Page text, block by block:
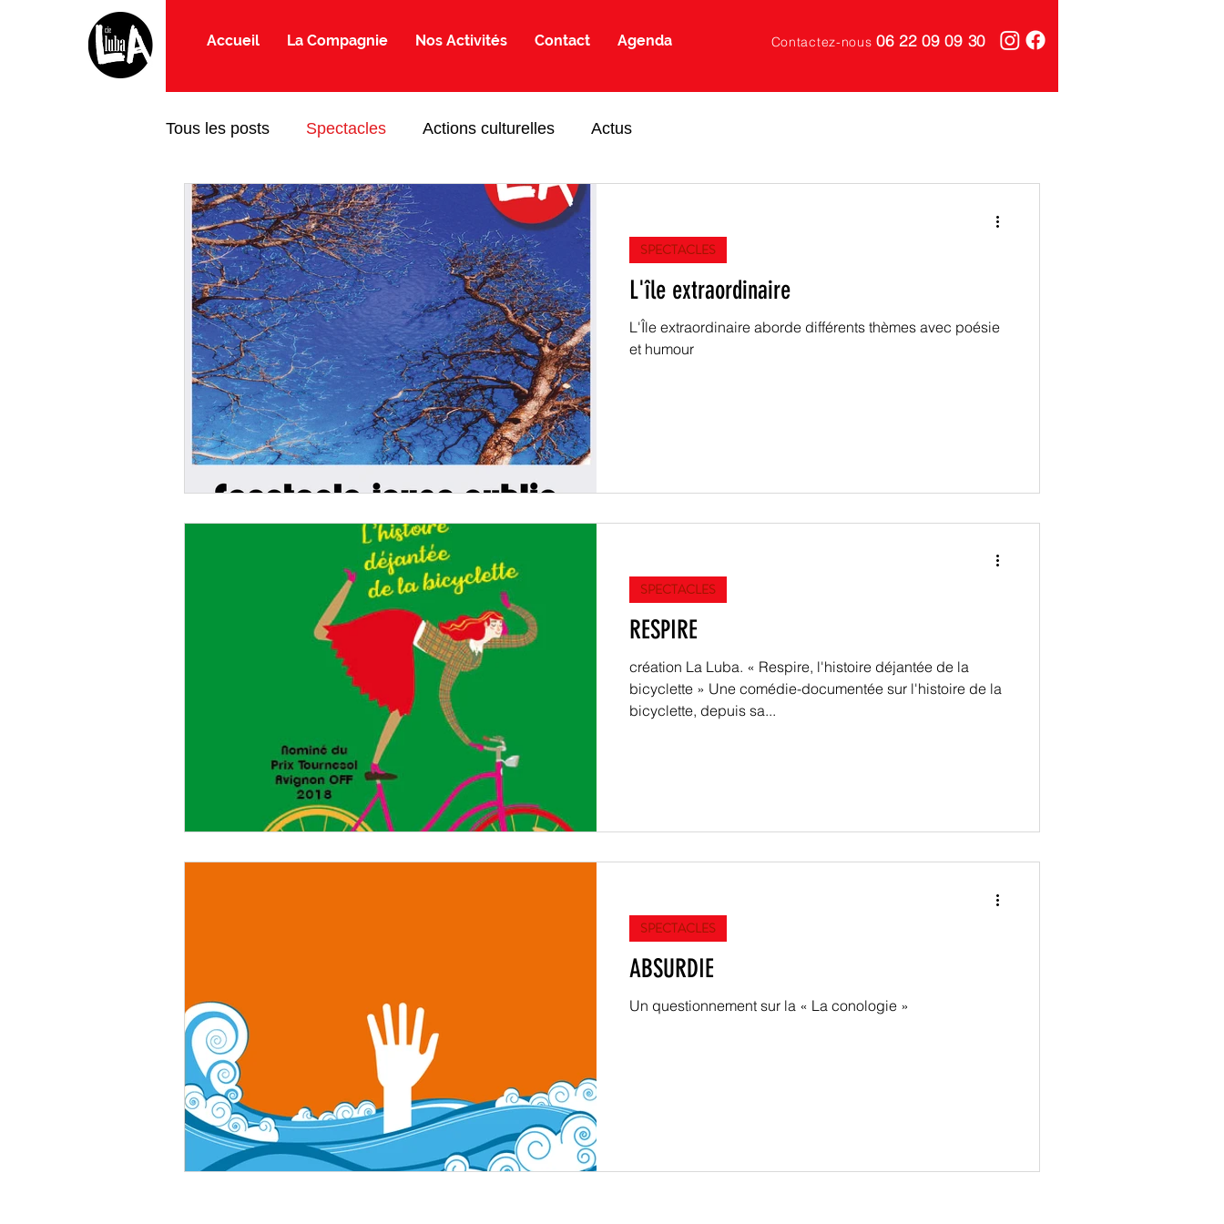
Accueil La Compagnie Nos Activités Contact Agenda Contactez-nous 06 22 09 09 30
Tous les posts Spectacles Actions culturelles Actus
L'île extraordinaire
L'Île extraordinaire aborde différents thèmes avec poésie
et humour
SPECTACLES
RESPIRE
création La Luba. « Respire, l'histoire déjantée de la
bicyclette » Une comédie-documentée sur l'histoire de la
bicyclette, depuis sa...
SPECTACLES
ABSURDIE
Un questionnement sur la « La conologie »
SPECTACLES